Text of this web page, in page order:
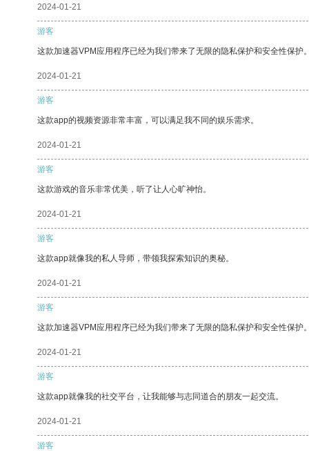
2024-01-21
游客
这款加速器VPM应用程序已经为我们带来了无限的隐私保护和安全性保护
2024-01-21
游客
这款app的视频资源非常丰富，可以满足我不同的娱乐需求。
2024-01-21
游客
这款游戏的音乐非常优美，听了让人心旷神怡。
2024-01-21
游客
这款app就像我的私人导师，带领我探索知识的奥秘。
2024-01-21
游客
这款加速器VPM应用程序已经为我们带来了无限的隐私保护和安全性保护
2024-01-21
游客
这款app就像我的社交平台，让我能够与志同道合的朋友一起交流。
2024-01-21
游客